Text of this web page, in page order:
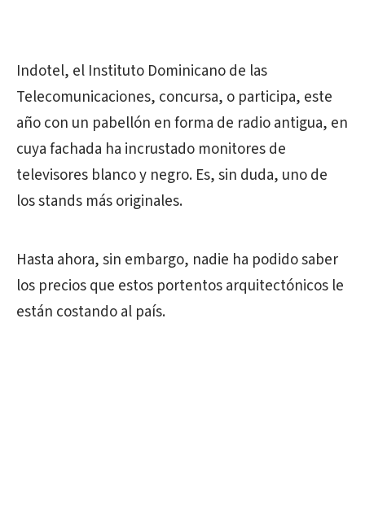
Indotel, el Instituto Dominicano de las
Telecomunicaciones, concursa, o participa, este
año con un pabellón en forma de radio antigua, en
cuya fachada ha incrustado monitores de
televisores blanco y negro. Es, sin duda, uno de
los stands más originales.
Hasta ahora, sin embargo, nadie ha podido saber
los precios que estos portentos arquitectónicos le
están costando al país.